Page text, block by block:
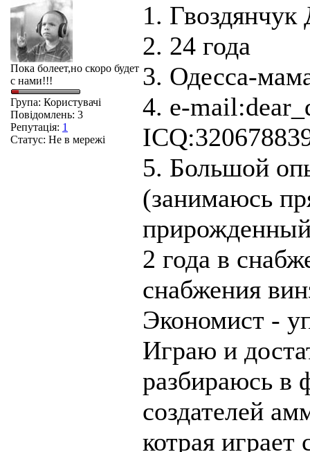
Пока болеет,но скоро будет
с нами!!!
Група: Користувачі
Повідомлень: 3
Репутація: 1
Статус: Не в мережі
1.
2. 24 года
3. Одесса-
4. e-
5. Большой
(занимаюсь
2 года в
снабжения
Экономист -
Играю и
разбираюсь в
создателей
котрая